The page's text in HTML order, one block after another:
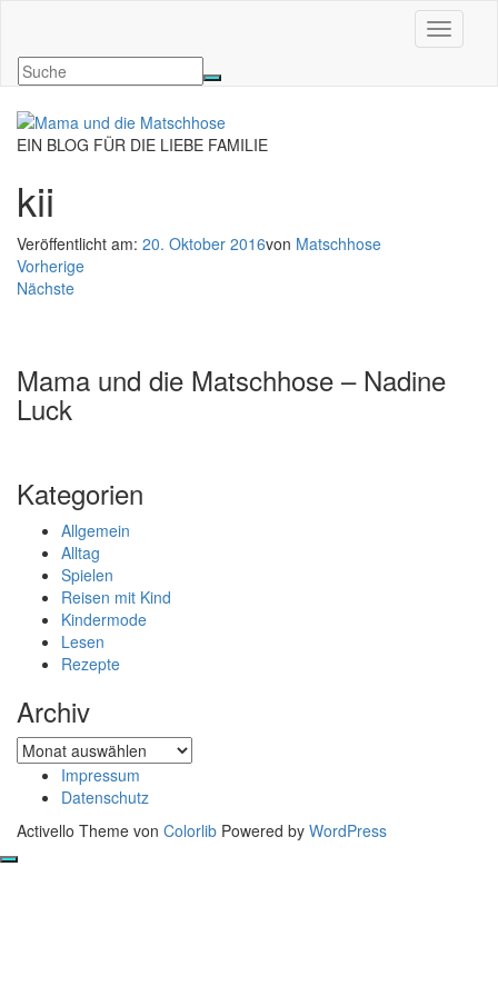
EIN BLOG FÜR DIE LIEBE FAMILIE
kii
Veröffentlicht am: 20. Oktober 2016von Matschhose
Vorherige
Nächste
Mama und die Matschhose – Nadine
Luck
Kategorien
Allgemein
Alltag
Spielen
Reisen mit Kind
Kindermode
Lesen
Rezepte
Archiv
Archiv
Impressum
Datenschutz
Activello Theme von Colorlib Powered by WordPress